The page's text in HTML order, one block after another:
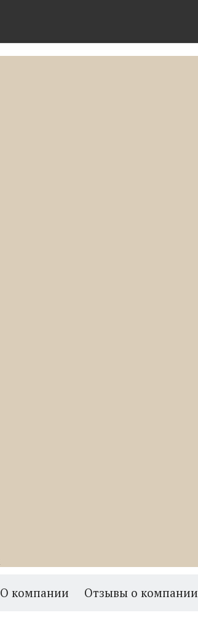
О компании Отзывы о компании